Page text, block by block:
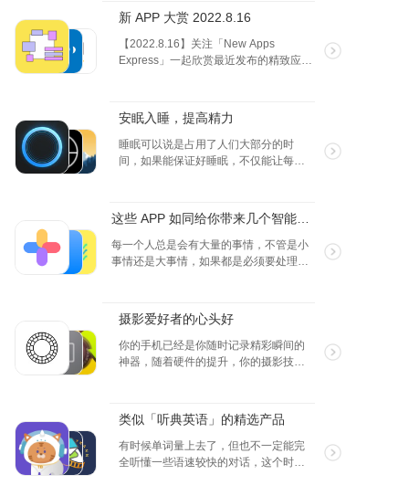
用，有 AI 英语翻译，时间相关应用和可爱
的情绪跟踪，哪款产品你更喜欢呢？
新 APP 大赏 2022.8.16
【2022.8.16】关注「New Apps
Express」一起欣赏最近发布的精致应
安眠入睡，提高精力
睡眠可以说是占用了人们大部分的时
间，如果能保证好睡眠，不仅能让每天
战。
每一个人总是会有大量的事情，不管是小
事情还是大事情，如果都是必须要处理
处理好各种事项，能大幅度提升生活，学
习，工作上的效率，而待办清单相关的
APP 就是这样的助理，解放繁重的脑力，
将精力集中在重要的事情上~
摄影爱好者的心头好
你的手机已经是你随时记录精彩瞬间的
神器，随着硬件的提升，你的摄影技术
吧！
类似「听典英语」的精选产品
有时候单词量上去了，但也不一定能完
全听懂一些语速较快的对话，这个时候